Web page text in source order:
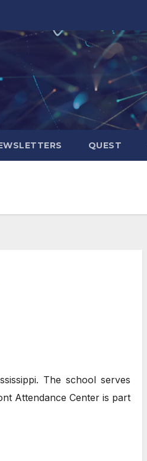
QUEST
The school serves
Attendance Center is part